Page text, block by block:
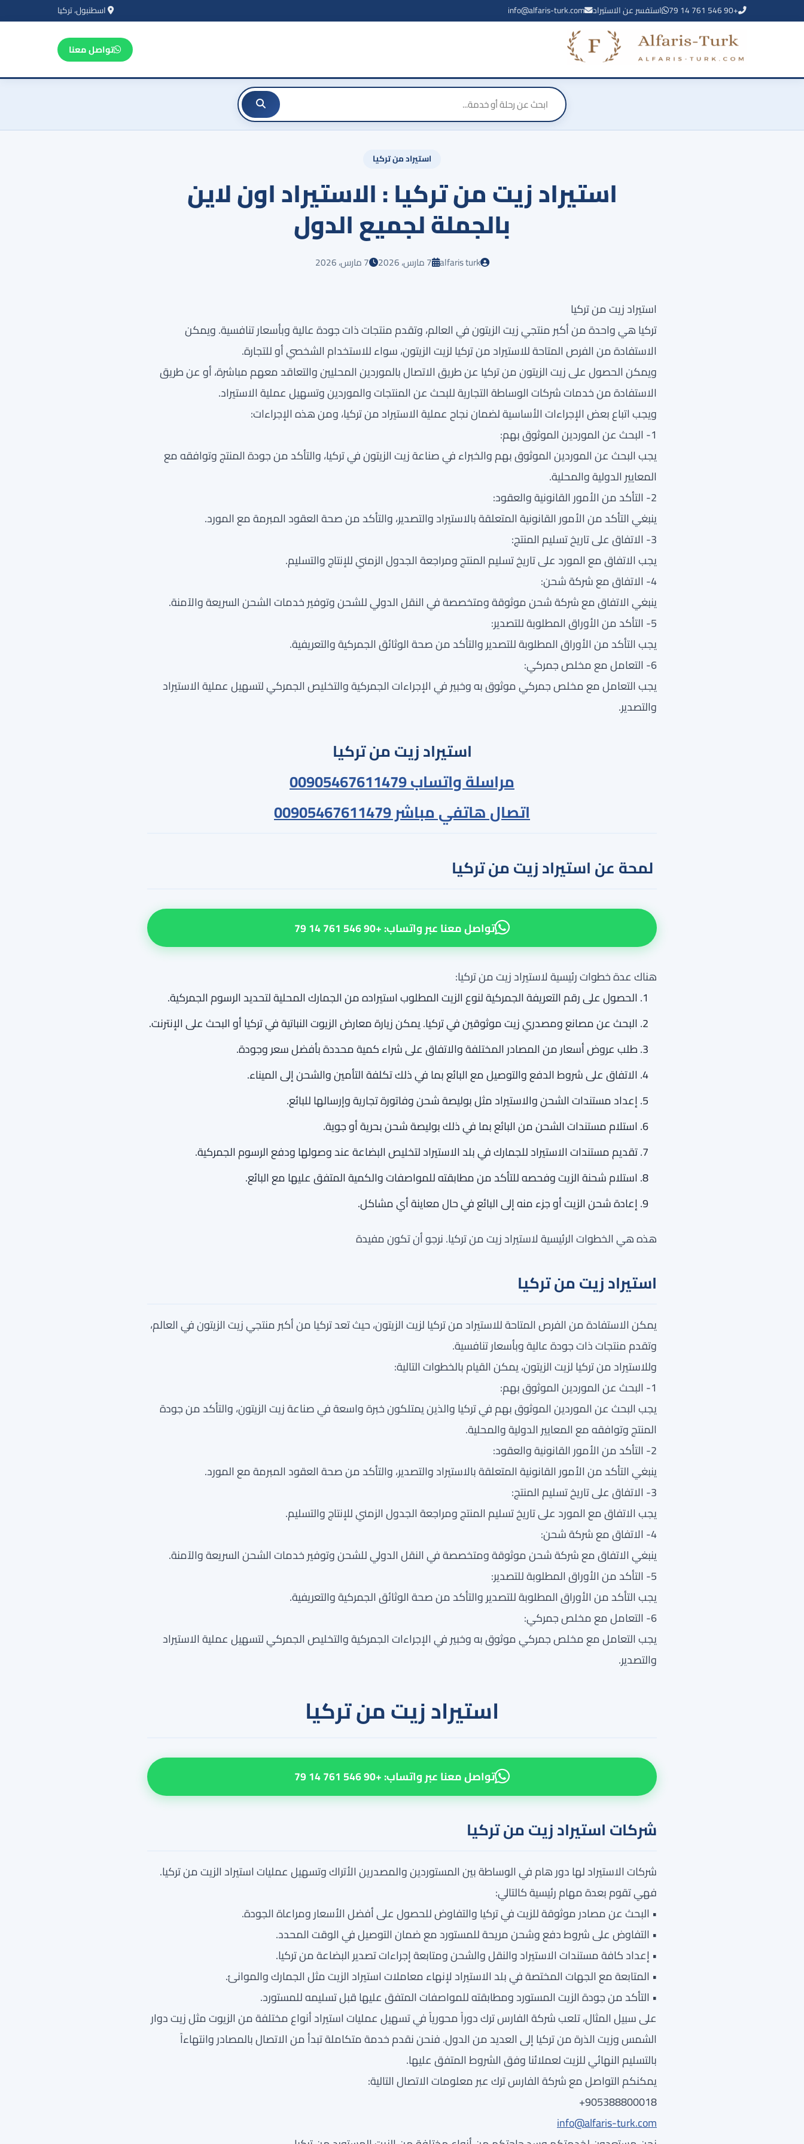
+90 546 761 14 79 استفسر عن الاستيراد info@alfaris-turk.com اسطنبول، تركيا
تواصل معنا
استيراد من تركيا
استيراد زيت من تركيا : الاستيراد اون لاين
بالجملة لجميع الدول
alfaris turk 7 مارس، 2026 7 مارس، 2026
استيراد زيت من تركيا
تركيا هي واحدة من أكبر منتجي زيت الزيتون في العالم، وتقدم منتجات ذات جودة عالية وبأسعار تنافسية. ويمكن
الاستفادة من الفرص المتاحة للاستيراد من تركيا لزيت الزيتون، سواء للاستخدام الشخصي أو للتجارة.
ويمكن الحصول على زيت الزيتون من تركيا عن طريق الاتصال بالموردين المحليين والتعاقد معهم مباشرة، أو عن طريق
الاستفادة من خدمات شركات الوساطة التجارية للبحث عن المنتجات والموردين وتسهيل عملية الاستيراد.
ويجب اتباع بعض الإجراءات الأساسية لضمان نجاح عملية الاستيراد من تركيا، ومن هذه الإجراءات:
1- البحث عن الموردين الموثوق بهم:
يجب البحث عن الموردين الموثوق بهم والخبراء في صناعة زيت الزيتون في تركيا، والتأكد من جودة المنتج وتوافقه مع
المعايير الدولية والمحلية.
2- التأكد من الأمور القانونية والعقود:
ينبغي التأكد من الأمور القانونية المتعلقة بالاستيراد والتصدير، والتأكد من صحة العقود المبرمة مع المورد.
3- الاتفاق على تاريخ تسليم المنتج:
يجب الاتفاق مع المورد على تاريخ تسليم المنتج ومراجعة الجدول الزمني للإنتاج والتسليم.
4- الاتفاق مع شركة شحن:
ينبغي الاتفاق مع شركة شحن موثوقة ومتخصصة في النقل الدولي للشحن وتوفير خدمات الشحن السريعة والآمنة.
5- التأكد من الأوراق المطلوبة للتصدير:
يجب التأكد من الأوراق المطلوبة للتصدير والتأكد من صحة الوثائق الجمركية والتعريفية.
6- التعامل مع مخلص جمركي:
يجب التعامل مع مخلص جمركي موثوق به وخبير في الإجراءات الجمركية والتخليص الجمركي لتسهيل عملية الاستيراد
والتصدير.
استيراد زيت من تركيا
مراسلة واتساب 00905467611479
اتصال هاتفي مباشر00905467611479
لمحة عن استيراد زيت من تركيا
تواصل معنا عبر واتساب: +90 546 761 14 79
هناك عدة خطوات رئيسية لاستيراد زيت من تركيا:
الحصول على رقم التعريفة الجمركية لنوع الزيت المطلوب استيراده من الجمارك المحلية لتحديد الرسوم الجمركية.
البحث عن مصانع ومصدري زيت موثوقين في تركيا. يمكن زيارة معارض الزيوت النباتية في تركيا أو البحث على الإنترنت.
طلب عروض أسعار من المصادر المختلفة والاتفاق على شراء كمية محددة بأفضل سعر وجودة.
الاتفاق على شروط الدفع والتوصيل مع البائع بما في ذلك تكلفة التأمين والشحن إلى الميناء.
إعداد مستندات الشحن والاستيراد مثل بوليصة شحن وفاتورة تجارية وإرسالها للبائع.
استلام مستندات الشحن من البائع بما في ذلك بوليصة شحن بحرية أو جوية.
تقديم مستندات الاستيراد للجمارك في بلد الاستيراد لتخليص البضاعة عند وصولها ودفع الرسوم الجمركية.
استلام شحنة الزيت وفحصه للتأكد من مطابقته للمواصفات والكمية المتفق عليها مع البائع.
إعادة شحن الزيت أو جزء منه إلى البائع في حال معاينة أي مشاكل.
هذه هي الخطوات الرئيسية لاستيراد زيت من تركيا. نرجو أن تكون مفيدة
استيراد زيت من تركيا
يمكن الاستفادة من الفرص المتاحة للاستيراد من تركيا لزيت الزيتون، حيث تعد تركيا من أكبر منتجي زيت الزيتون في العالم،
وتقدم منتجات ذات جودة عالية وبأسعار تنافسية.
وللاستيراد من تركيا لزيت الزيتون، يمكن القيام بالخطوات التالية:
1- البحث عن الموردين الموثوق بهم:
يجب البحث عن الموردين الموثوق بهم في تركيا والذين يمتلكون خبرة واسعة في صناعة زيت الزيتون، والتأكد من جودة
المنتج وتوافقه مع المعايير الدولية والمحلية.
2- التأكد من الأمور القانونية والعقود:
ينبغي التأكد من الأمور القانونية المتعلقة بالاستيراد والتصدير، والتأكد من صحة العقود المبرمة مع المورد.
3- الاتفاق على تاريخ تسليم المنتج:
يجب الاتفاق مع المورد على تاريخ تسليم المنتج ومراجعة الجدول الزمني للإنتاج والتسليم.
4- الاتفاق مع شركة شحن:
ينبغي الاتفاق مع شركة شحن موثوقة ومتخصصة في النقل الدولي للشحن وتوفير خدمات الشحن السريعة والآمنة.
5- التأكد من الأوراق المطلوبة للتصدير:
يجب التأكد من الأوراق المطلوبة للتصدير والتأكد من صحة الوثائق الجمركية والتعريفية.
6- التعامل مع مخلص جمركي:
يجب التعامل مع مخلص جمركي موثوق به وخبير في الإجراءات الجمركية والتخليص الجمركي لتسهيل عملية الاستيراد
والتصدير.
استيراد زيت من تركيا
تواصل معنا عبر واتساب: +90 546 761 14 79
شركات استيراد زيت من تركيا
شركات الاستيراد لها دور هام في الوساطة بين المستوردين والمصدرين الأتراك وتسهيل عمليات استيراد الزيت من تركيا.
فهي تقوم بعدة مهام رئيسية كالتالي:
• البحث عن مصادر موثوقة للزيت في تركيا والتفاوض للحصول على أفضل الأسعار ومراعاة الجودة.
• التفاوض على شروط دفع وشحن مريحة للمستورد مع ضمان التوصيل في الوقت المحدد.
• إعداد كافة مستندات الاستيراد والنقل والشحن ومتابعة إجراءات تصدير البضاعة من تركيا.
• المتابعة مع الجهات المختصة في بلد الاستيراد لإنهاء معاملات استيراد الزيت مثل الجمارك والموانئ.
• التأكد من جودة الزيت المستورد ومطابقته للمواصفات المتفق عليها قبل تسليمه للمستورد.
على سبيل المثال، تلعب شركة الفارس ترك دوراً محورياً في تسهيل عمليات استيراد أنواع مختلفة من الزيوت مثل زيت دوار
الشمس وزيت الذرة من تركيا إلى العديد من الدول. فنحن نقدم خدمة متكاملة تبدأ من الاتصال بالمصادر وانتهاءاً
بالتسليم النهائي للزيت لعملائنا وفق الشروط المتفق عليها.
يمكنكم التواصل مع شركة الفارس ترك عبر معلومات الاتصال التالية:
‎+905388800018
info@alfaris-turk.com